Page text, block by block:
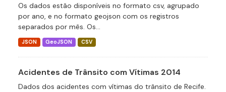
Os dados estão disponíveis no formato csv, agrupado
por ano, e no formato geojson com os registros
separados por mês. Os...
JSON GeoJSON CSV
Acidentes de Trânsito com Vítimas 2014
Dados dos acidentes com vítimas do trânsito de Recife.